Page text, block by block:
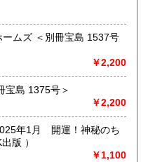
テーマにした「村の古本
活を送るための 様々な遊び
、 趣味、健康、文芸、経
いテーマを扱います。
本は、隣りの「文化磁場
ています、堀辰雄、立原
柄です。信州にお越しの
ムズ ＜別冊宝島 1537号
￥2,200
宝島 1375号＞
￥2,200
年1月 開運！神秘のち
出版 ）
￥1,100